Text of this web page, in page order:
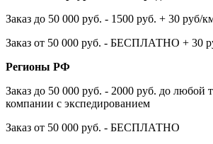
Заказ до 50 000 руб. - 1500 руб. + 30 руб/
Заказ от 50 000 руб. - БЕСПЛАТНО + 30
Регионы РФ
Заказ до 50 000 руб. - 2000 руб. до любой
компании с экспедированием
Заказ от 50 000 руб. - БЕСПЛАТНО